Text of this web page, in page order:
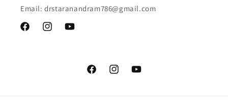
Email: drstaranandram786@gmail.com
FacebookInstagramYouTube
FacebookInstagramYouTube